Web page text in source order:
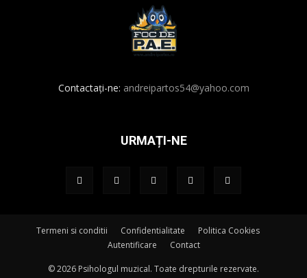
Contactați-ne: andreipartos54@yahoo.com
URMAȚI-NE
Termeni si conditii Confidentialitate
Politica Cookies
Autentificare
Contact
© 2026 Psihologul muzical. Toate drepturile rezervate.